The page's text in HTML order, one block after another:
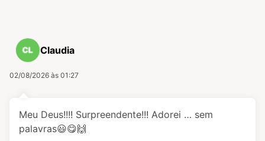
Claudia
02/08/2026 às 01:27
Meu Deus!!!! Surpreendente!!! Adorei … sem
palavras😃😋🙌